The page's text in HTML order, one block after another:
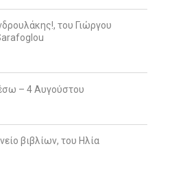
του Γιώργου
– 4 Αυγούστου
βιβλίων, του Ηλία